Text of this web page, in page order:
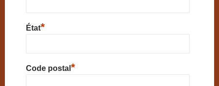
État*
Code postal *